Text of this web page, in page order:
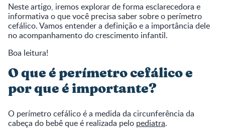
Neste artigo, iremos explorar de forma esclarecedora e
informativa o que você precisa saber sobre o perímetro
cefálico. Vamos entender a definição e a importância dele
no acompanhamento do crescimento infantil.
Boa leitura!
O que é perímetro cefálico e
por que é importante?
O perímetro cefálico é a medida da circunferência da
cabeça do bebê que é realizada pelo pediatra.